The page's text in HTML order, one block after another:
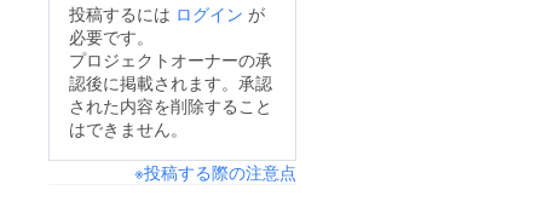
投稿するには ログイン が
必要です。
プロジェクトオーナーの承
認後に掲載されます。承認
された内容を削除すること
はできません。
※投稿する際の注意点